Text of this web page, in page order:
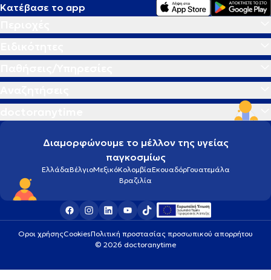
Κατέβασε το app
Διαμορφώνουμε το μέλλον της υγείας
παγκοσμίως
ΕλλάδαΒέλγιοΜεξικόΚολομβίαΕκουαδόρΓουατεμάλα
Βραζιλία
Οροι χρήσηςCookiesΠολιτική προστασίας προσωπικού απορρήτου
© 2026 doctoranytime